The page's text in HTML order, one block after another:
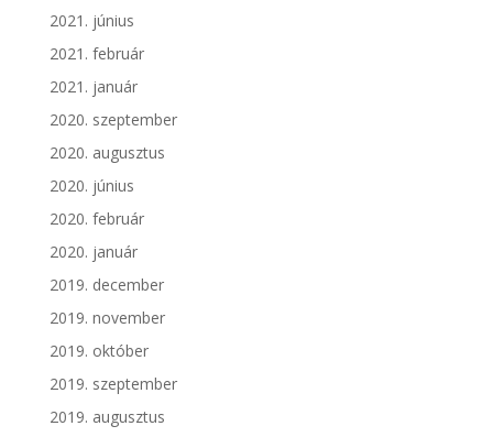
2021. június
2021. február
2021. január
2020. szeptember
2020. augusztus
2020. június
2020. február
2020. január
2019. december
2019. november
2019. október
2019. szeptember
2019. augusztus